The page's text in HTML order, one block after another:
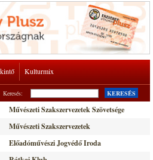
Kulturmix
Keresés: KERESÉS
Művészeti Szakszervezetek Szövetsége
Művészeti Szakszervezetek
Előadóművészi Jogvédő Iroda